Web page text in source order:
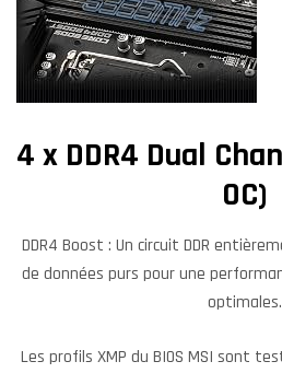
4 x DDR4 Dual
OC)
DDR4 Boost : Un circuit DDR
de données purs pour une
optimales.
Les profils XMP du BIOS MSI sont